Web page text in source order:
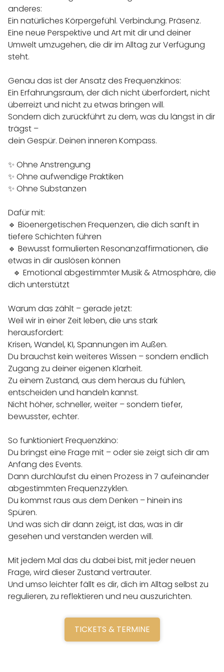
anderes:
Ein natürliches Körpergefühl. Verbindung. Präsenz.
Eine neue Perspektive und Art mit dir und deiner
Umwelt umzugehen, die dir im Alltag zur Verfügung
steht.
Genau das ist der Ansatz des Frequenzkinos:
Ein Erfahrungsraum, der dich nicht überfordert, nicht
überreizt und nicht zu etwas bringen will.
Sondern dich zurückführt zu dem, was du längst in dir
trägst –
dein Gespür. Deinen inneren Kompass.
✨ Ohne Anstrengung
✨ Ohne aufwendige Praktiken
✨ Ohne Substanzen
Dafür mit:
🔹 Bioenergetischen Frequenzen, die dich sanft in
tiefere Schichten führen
🔹 Bewusst formulierten Resonanzaffirmationen, die
etwas in dir auslösen können
🔹 Emotional abgestimmter Musik & Atmosphäre, die
dich unterstützt
Warum das zählt – gerade jetzt:
Weil wir in einer Zeit leben, die uns stark
herausfordert:
Krisen, Wandel, KI, Spannungen im Außen.
Du brauchst kein weiteres Wissen – sondern endlich
Zugang zu deiner eigenen Klarheit.
Zu einem Zustand, aus dem heraus du fühlen,
entscheiden und handeln kannst.
Nicht höher, schneller, weiter – sondern tiefer,
bewusster, echter.
So funktioniert Frequenzkino:
Du bringst eine Frage mit – oder sie zeigt sich dir am
Anfang des Events.
Dann durchläufst du einen Prozess in 7 aufeinander
abgestimmten Frequenzzyklen.
Du kommst raus aus dem Denken – hinein ins
Spüren.
Und was sich dir dann zeigt, ist das, was in dir
gesehen und verstanden werden will.
Mit jedem Mal das du dabei bist, mit jeder neuen
Frage, wird dieser Zustand vertrauter.
Und umso leichter fällt es dir, dich im Alltag selbst zu
regulieren, zu reflektieren und neu auszurichten.
TICKETS & TERMINE